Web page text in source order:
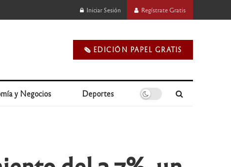
Iniciar Sesión Regístrate Gratis
🗞️ EDICIÓN PAPEL GRATIS
y Negocios Deportes